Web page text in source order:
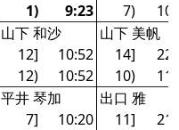
1)
9:23 7)
山下 和沙
山下 美帆
12]
10:52 14]
12)
10:52 10)
平井 琴加
出口 雅
7]
10:20 11]